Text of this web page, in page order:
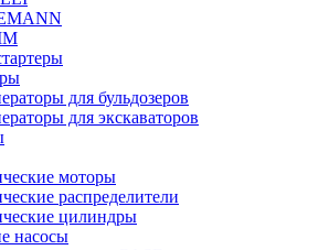
для бульдозеров
для экскаваторов
моторы
распределители
цилиндры
насосы